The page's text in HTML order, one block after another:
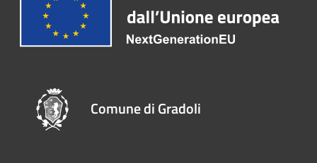
Comune di Gradoli